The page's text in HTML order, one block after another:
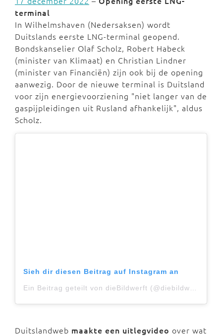
terminal
In Wilhelmshaven (Nedersaksen) wordt
Duitslands eerste LNG-terminal geopend.
Bondskanselier Olaf Scholz, Robert Habeck
(minister van Klimaat) en Christian Lindner
(minister van Financiën) zijn ook bij de opening
aanwezig. Door de nieuwe terminal is Duitsland
voor zijn energievoorziening "niet langer van de
gaspijpleidingen uit Rusland afhankelijk", aldus
Scholz.
Sieh dir diesen Beitrag auf Instagram an
Duitslandweb maakte een uitlegvideo over wat